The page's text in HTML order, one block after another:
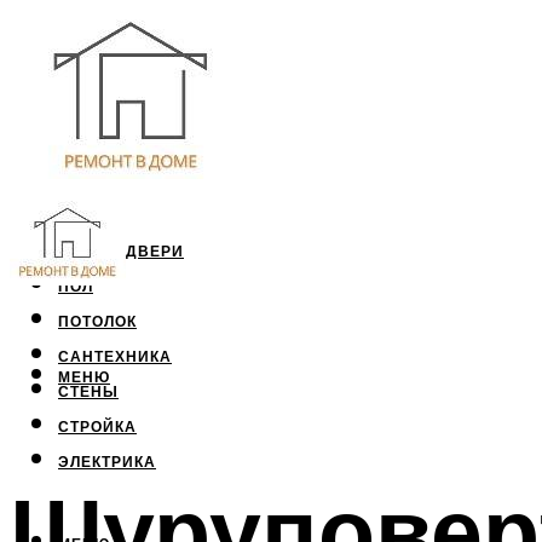
ОКНА И ДВЕРИ
ПОЛ
ПОТОЛОК
САНТЕХНИКА
СТЕНЫ
СТРОЙКА
ЭЛЕКТРИКА
МЕНЮ